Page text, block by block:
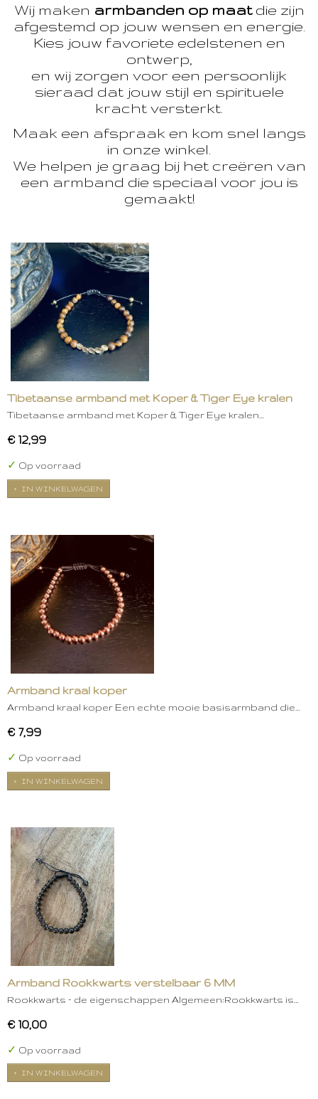
Wij maken armbanden op maatdie zijn
afgestemd op jouw wensen en energie.
Kies jouw favoriete edelstenen en
ontwerp,
en wij zorgen voor een persoonlijk
sieraad dat jouw stijl en spirituele
kracht versterkt.
Maak een afspraak en kom snel langs
in onze winkel.
We helpen je graag bij het creëren van
een armband die speciaal voor jou is
gemaakt!
Tibetaanse armband met Koper & Tiger Eye kralen
Tibetaanse armband met Koper & Tiger Eye kralen…
€ 12,99
✓ Op voorraad
IN WINKELWAGEN
Armband kraal koper
Armband kraal koper Een echte mooie basisarmband die…
€ 7,99
✓ Op voorraad
IN WINKELWAGEN
Armband Rookkwarts verstelbaar 6 MM
Rookkwarts – de eigenschappen Algemeen:Rookkwarts is…
€ 10,00
✓ Op voorraad
IN WINKELWAGEN